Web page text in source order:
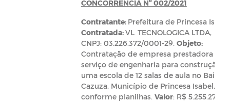
CONCORRÊNCIA Nº 002/2021
Contratante: Prefeitura de Princesa
Contratada:VL. TECNOLOGICA LTDA,
CNPJ: 03.226.372/0001-29. Objeto:
Contratação de empresa prestadora de
serviço de engenharia para construção
uma escola de 12 salas de aula no Bairro
Cazuza, Município de Princesa Isabel,
conforme planilhas. Valor: R$ 5.255.271,18